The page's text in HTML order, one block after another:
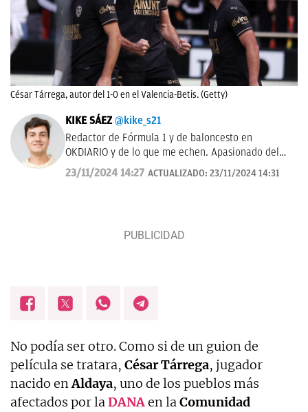
César Tárrega, autor del 1-0 en el Valencia-Betis. (Getty)
KIKE SÁEZ @kike_s21
Redactor de Fórmula 1 y de baloncesto en
OKDIARIO y de lo que me echen. Apasionado del
deporte y todo lo que le rodea.
23/11/2024 14:27 ACTUALIZADO: 23/11/2024 14:31
No podía ser otro. Como si de un guion de
película se tratara, César Tárrega, jugador
nacido enAldaya, uno de los pueblos más
afectados por laDANAen laComunidad